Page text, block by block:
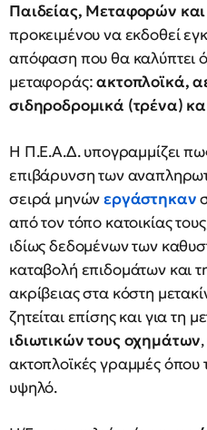
Παιδείας, Μεταφορών και
προκειμένου να εκδοθεί
απόφαση που θα καλύπτει
μεταφοράς:ακτοπλοϊκά,
σιδηροδρομικά (τρένα)
Η Π.Ε.Α.Δ. υπογραμμίζει
επιβάρυνση των
σειρά μηνώνεργάστηκαν
από τον τόπο κατοικίας
ιδίως δεδομένων των
καταβολή επιδομάτων και
ακρίβειας στα κόστη
ζητείται επίσης και για τη
ιδιωτικών τους οχημάτων
ακτοπλοϊκές γραμμές όπου
υψηλό.